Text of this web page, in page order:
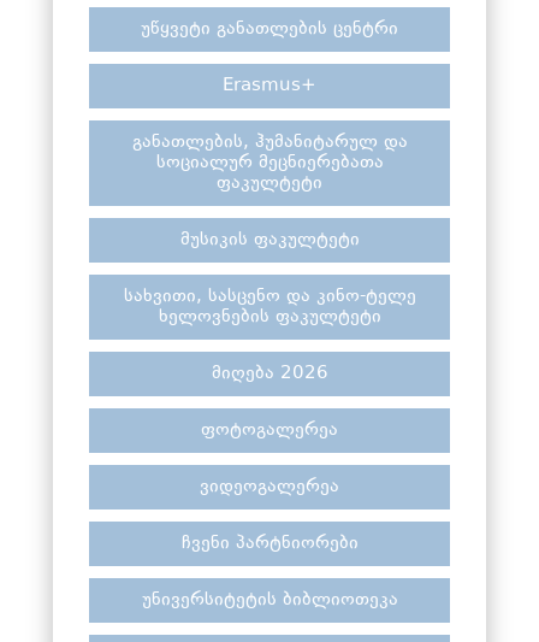
უწყვეტი განათლების ცენტრი
Erasmus+
განათლების, ჰუმანიტარულ და
სოციალურ მეცნიერებათა
ფაკულტეტი
მუსიკის ფაკულტეტი
სახვითი, სასცენო და კინო-ტელე
ხელოვნების ფაკულტეტი
მიღება 2026
ფოტოგალერეა
ვიდეოგალერეა
ჩვენი პარტნიორები
უნივერსიტეტის ბიბლიოთეკა